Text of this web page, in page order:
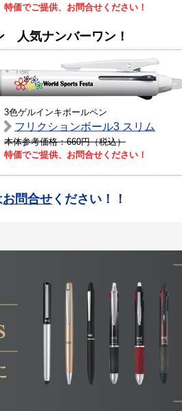
特価でご提供、お問合せください！
人気ナンバーワン！
3色ゲルインキボールペン
フリクションボール3 スリム
本体参考価格：660円（税込）
特価でご提供、お問合せください！
お問合せ ください！！